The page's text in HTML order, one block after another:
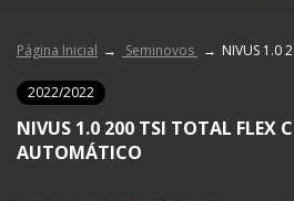
Página Inicial Seminovos NIVUS 1.0 200
2022/2022
NIVUS 1.0 200 TSI TOTAL FLEX
AUTOMÁTICO